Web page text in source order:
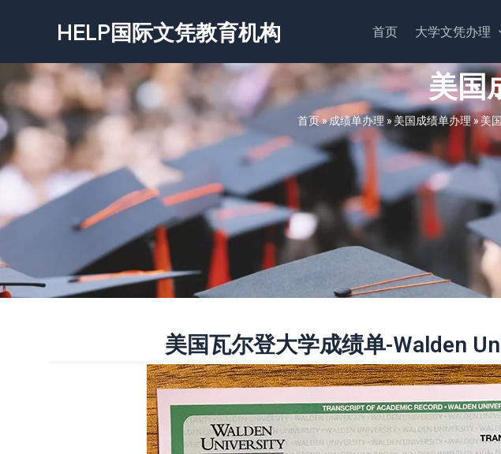
容
HELP国际文凭教育机构 首页 大学文凭办理
美国
首页»成绩单办理 »美国成绩单办理»美
美国瓦尔登大学成绩单-Walden